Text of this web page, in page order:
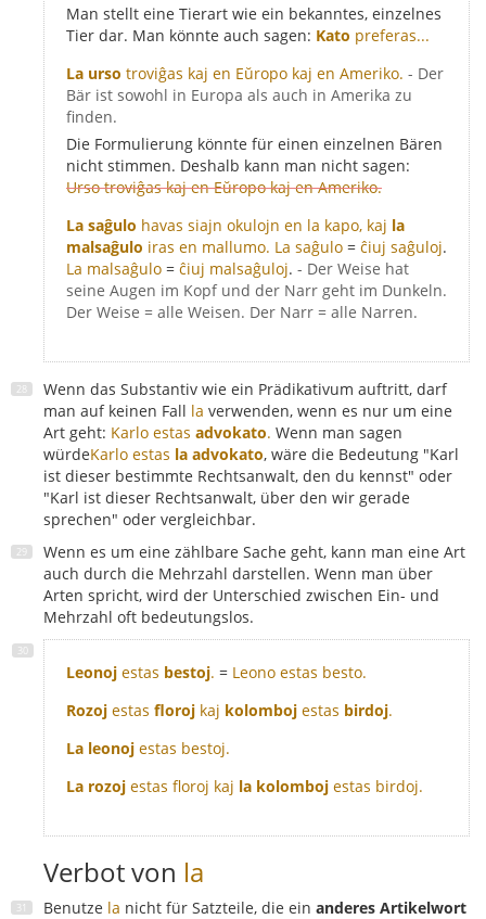
Man stellt eine Tierart wie ein bekanntes, einzelnes
Tier dar. Man könnte auch sagen: Kato preferas...
La urso troviĝas kaj en Eŭropo kaj en Ameriko. - Der
Bär ist sowohl in Europa als auch in Amerika zu
finden.
Die Formulierung könnte für einen einzelnen Bären
nicht stimmen. Deshalb kann man nicht sagen:
Urso troviĝas kaj en Eŭropo kaj en Ameriko.
La saĝulo havas siajn okulojn en la kapo, kaj la
malsaĝulo iras en mallumo. La saĝulo = ĉiuj saĝuloj.
La malsaĝulo = ĉiuj malsaĝuloj. - Der Weise hat
seine Augen im Kopf und der Narr geht im Dunkeln.
Der Weise = alle Weisen. Der Narr = alle Narren.
Wenn das Substantiv wie ein Prädikativum auftritt, darf
man auf keinen Fall la verwenden, wenn es nur um eine
Art geht: Karlo estas advokato. Wenn man sagen
würdeKarlo estas la advokato, wäre die Bedeutung "Karl
ist dieser bestimmte Rechtsanwalt, den du kennst" oder
"Karl ist dieser Rechtsanwalt, über den wir gerade
sprechen" oder vergleichbar.
Wenn es um eine zählbare Sache geht, kann man eine Art
auch durch die Mehrzahl darstellen. Wenn man über
Arten spricht, wird der Unterschied zwischen Ein- und
Mehrzahl oft bedeutungslos.
Leonoj estas bestoj. = Leono estas besto.
Rozoj estas floroj kaj kolomboj estas birdoj.
La leonoj estas bestoj.
La rozoj estas floroj kaj la kolomboj estas birdoj.
Verbot von la
Benutze la nicht für Satzteile, die ein anderes Artikelwort